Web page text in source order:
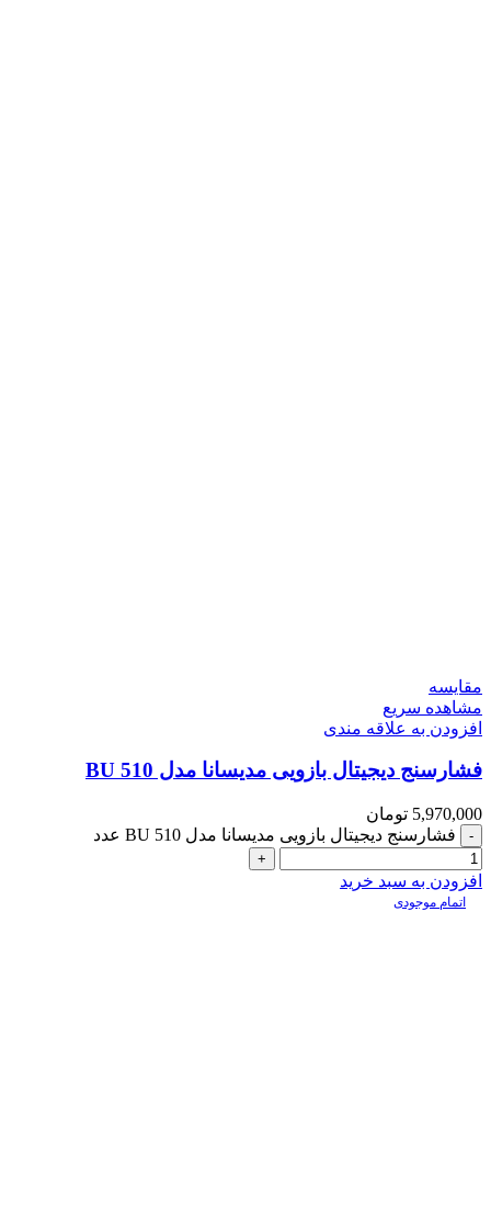
مقایسه
مشاهده سریع
افزودن به علاقه مندی
فشارسنج دیجیتال بازویی مدیسانا مدل BU 510
5,970,000 تومان
فشارسنج دیجیتال بازویی مدیسانا مدل BU 510 عدد
افزودن به سبد خرید
اتمام موجودی